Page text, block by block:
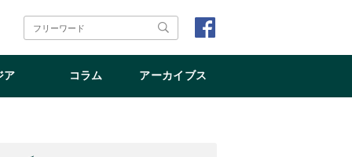
ア コラム アーカイブス